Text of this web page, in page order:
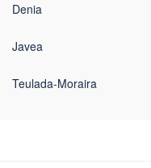
Denia
Javea
Teulada-Moraira